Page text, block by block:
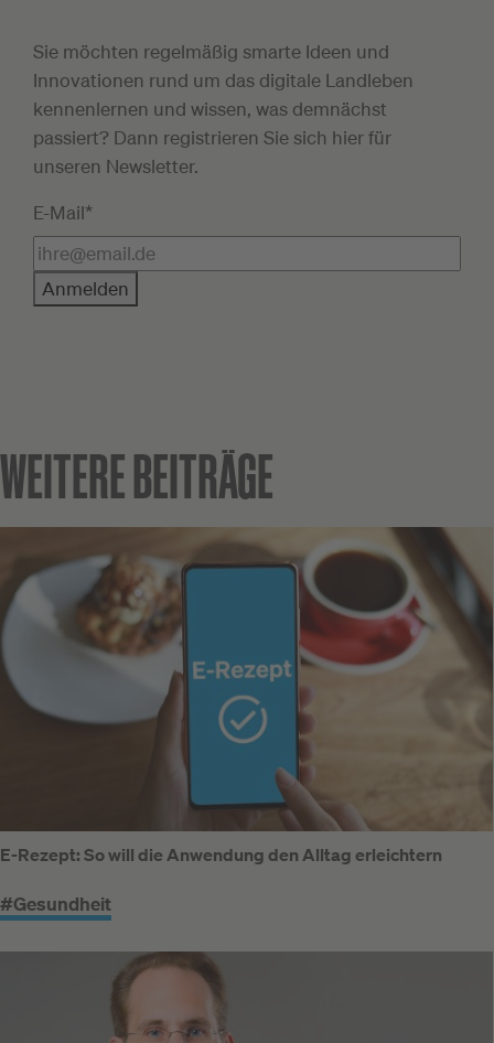
Sie möchten regelmäßig smarte Ideen und
Innovationen rund um das digitale Landleben
kennenlernen und wissen, was demnächst
passiert? Dann registrieren Sie sich hier für
unseren Newsletter.
E-Mail*
Anmelden
WEITERE BEITRÄGE
E-Rezept: So will die Anwendung den Alltag erleichtern
#Gesundheit